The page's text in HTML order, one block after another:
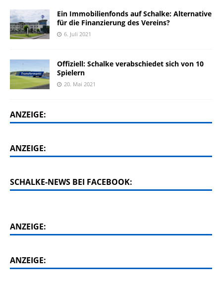
Ein Immobilienfonds auf Schalke: Alternative
für die Finanzierung des Vereins?
6. Juli 2021
Offiziell: Schalke verabschiedet sich von 10
Spielern
20. Mai 2021
ANZEIGE:
ANZEIGE:
SCHALKE-NEWS BEI FACEBOOK:
ANZEIGE:
ANZEIGE: